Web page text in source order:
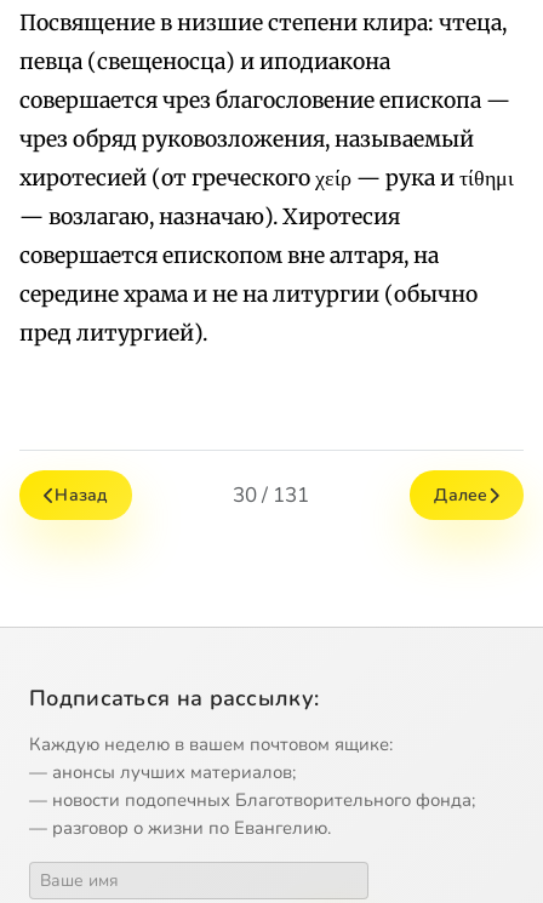
Посвящение в низшие степени клира: чтеца,
певца (свещеносца) и иподиакона
совершается чрез благословение епископа —
чрез обряд руковозложения, называемый
хиротесией (от греческого χείρ — рука и τίθημι
— возлагаю, назначаю). Хиротесия
совершается епископом вне алтаря, на
середине храма и не на литургии (обычно
пред литургией).
Назад 30 / 131 Далее
Подписаться на рассылку:
Каждую неделю в вашем почтовом ящике:
— анонсы лучших материалов;
— новости подопечных Благотворительного фонда;
— разговор о жизни по Евангелию.